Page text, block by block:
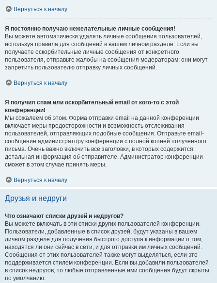
Вернуться к началу
Я постоянно получаю нежелательные личные сообщения!
Вы можете автоматически удалять личные сообщения пользователей,
используя правила для сообщений в вашем личном разделе. Если вы
получаете оскорбительные личные сообщения от конкретного
пользователя, отправьте жалобы на сообщения модераторам; они могут
запретить пользователю отправку личных сообщений.
Вернуться к началу
Я получил спам или оскорбительный email от кого-то с этой
конференции!
Мы сожалеем об этом. Форма отправки email на данной конференции
включает меры предосторожности и возможность отслеживания
пользователей, отправляющих подобные сообщения. Отправьте email-
сообщение администратору конференции с полной копией полученного
письма. Очень важно включить все заголовки, в которых содержится
детальная информация об отправителе. Администратор конференции
сможет в этом случае принять меры.
Вернуться к началу
Друзья и недруги
Что означают списки друзей и недругов?
Вы можете включать в эти списки других пользователей конференции.
Пользователи, добавленные в список друзей, будут указаны в вашем
личном разделе для получения быстрого доступа к информации о том,
находятся ли они сейчас в сети, и для отправки им личных сообщений.
Сообщения от этих пользователей также могут выделяться, если это
поддерживается стилем конференции. Если вы добавили пользователей
в список недругов, то любые отправленные ими сообщения будут скрыты
по умолчанию.